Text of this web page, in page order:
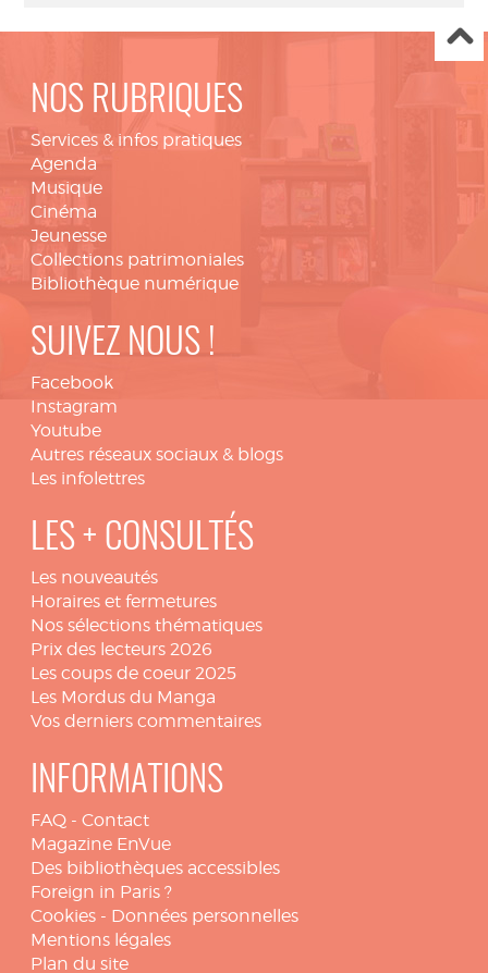
NOS RUBRIQUES
Services & infos pratiques
Agenda
Musique
Cinéma
Jeunesse
Collections patrimoniales
Bibliothèque numérique
SUIVEZ NOUS !
Facebook
Instagram
Youtube
Autres réseaux sociaux & blogs
Les infolettres
LES + CONSULTÉS
Les nouveautés
Horaires et fermetures
Nos sélections thématiques
Prix des lecteurs 2026
Les coups de coeur 2025
Les Mordus du Manga
Vos derniers commentaires
INFORMATIONS
FAQ - Contact
Magazine EnVue
Des bibliothèques accessibles
Foreign in Paris ?
Cookies - Données personnelles
Mentions légales
Plan du site